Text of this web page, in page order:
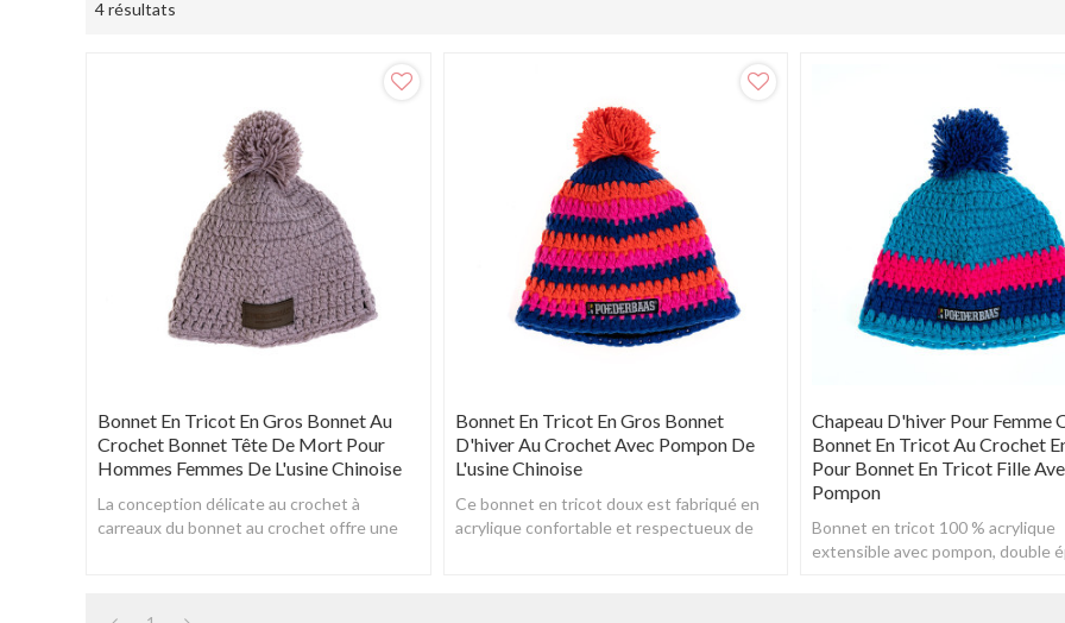
4 résultats
Bonnet En Tricot En Gros Bonnet Au
Crochet Bonnet Tête De Mort Pour
Hommes Femmes De L'usine Chinoise
La conception délicate au crochet à
carreaux du bonnet au crochet offre une
Bonnet En Tricot En Gros Bonnet
D'hiver Au Crochet Avec Pompon De
L'usine Chinoise
Ce bonnet en tricot doux est fabriqué en
acrylique confortable et respectueux de
Chapeau D'hiver Pour Femme
Bonnet En Tricot Au Crochet
Pour Bonnet En Tricot Fille
Pompon
Bonnet en tricot 100 % acrylique
extensible avec pompon, double